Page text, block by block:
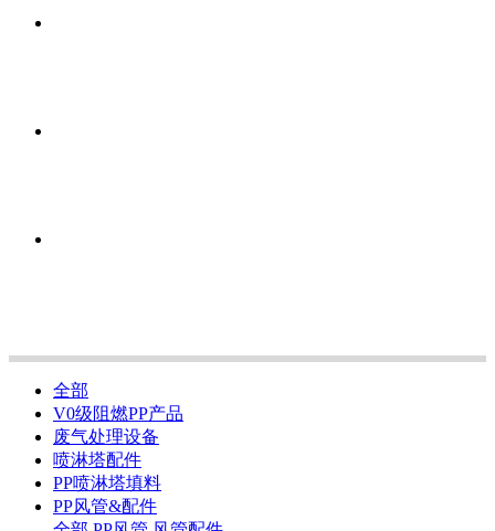
全部
V0级阻燃PP产品
废气处理设备
喷淋塔配件
PP喷淋塔填料
PP风管&配件